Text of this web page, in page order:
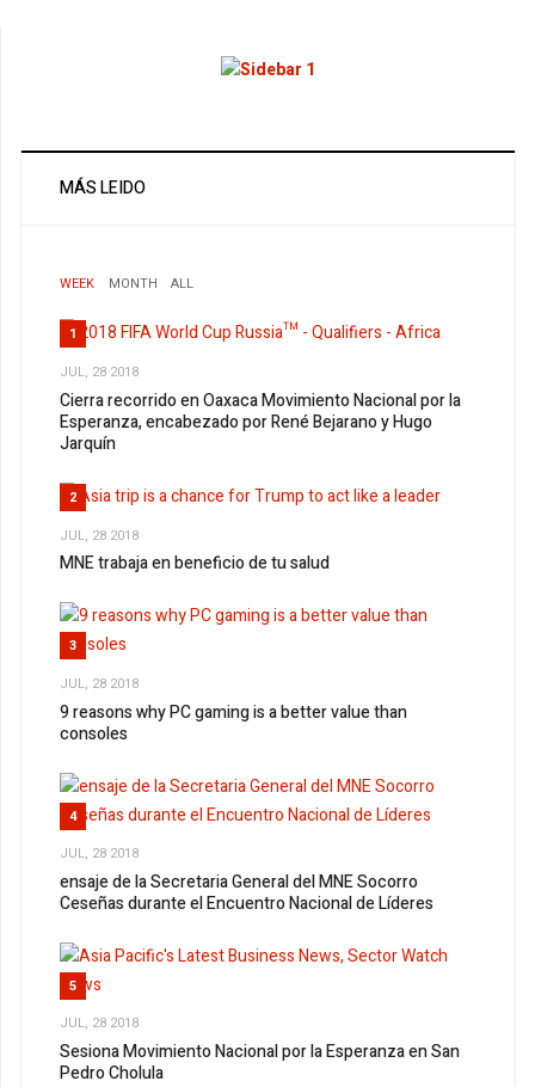
MÁS LEIDO
WEEK MONTH ALL
1
JUL, 28 2018
Cierra recorrido en Oaxaca Movimiento Nacional por la
Esperanza, encabezado por René Bejarano y Hugo
Jarquín
2
JUL, 28 2018
MNE trabaja en beneficio de tu salud
3
JUL, 28 2018
9 reasons why PC gaming is a better value than
consoles
4
JUL, 28 2018
ensaje de la Secretaria General del MNE Socorro
Ceseñas durante el Encuentro Nacional de Líderes
5
JUL, 28 2018
Sesiona Movimiento Nacional por la Esperanza en San
Pedro Cholula